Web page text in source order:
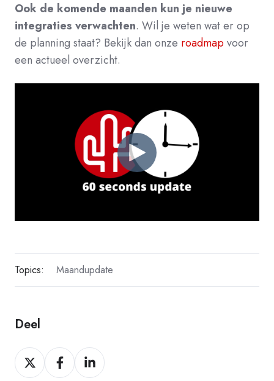
Ook de komende maanden kun je nieuwe
integraties verwachten. Wil je weten wat er op
de planning staat? Bekijk dan onze roadmapvoor
een actueel overzicht.
Topics: Maandupdate
Deel
Deel Deel Deel